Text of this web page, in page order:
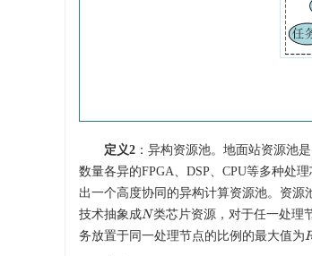
定义2 ：异构资源池。地面站资源池
数量各异的FPGA、DSP、CPU等多种处
出一个高度协同的异构计算资源池。资源
技术抽象成N 类芯片资源，对于任一处理
务放置于同一处理节点的比例的最大值为R